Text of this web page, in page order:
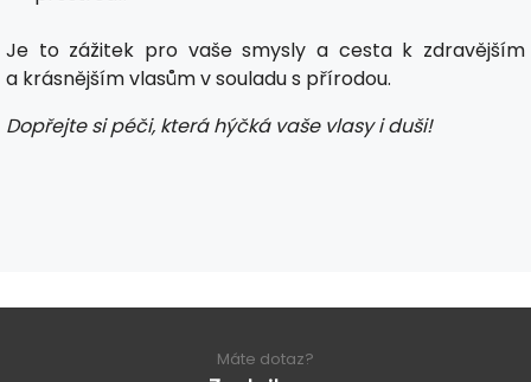
Je to zážitek pro vaše smysly a cesta k zdravějším
a krásnějším vlasům v souladu s přírodou.
Dopřejte si péči, která hýčká vaše vlasy i duši!
Máte dotaz?